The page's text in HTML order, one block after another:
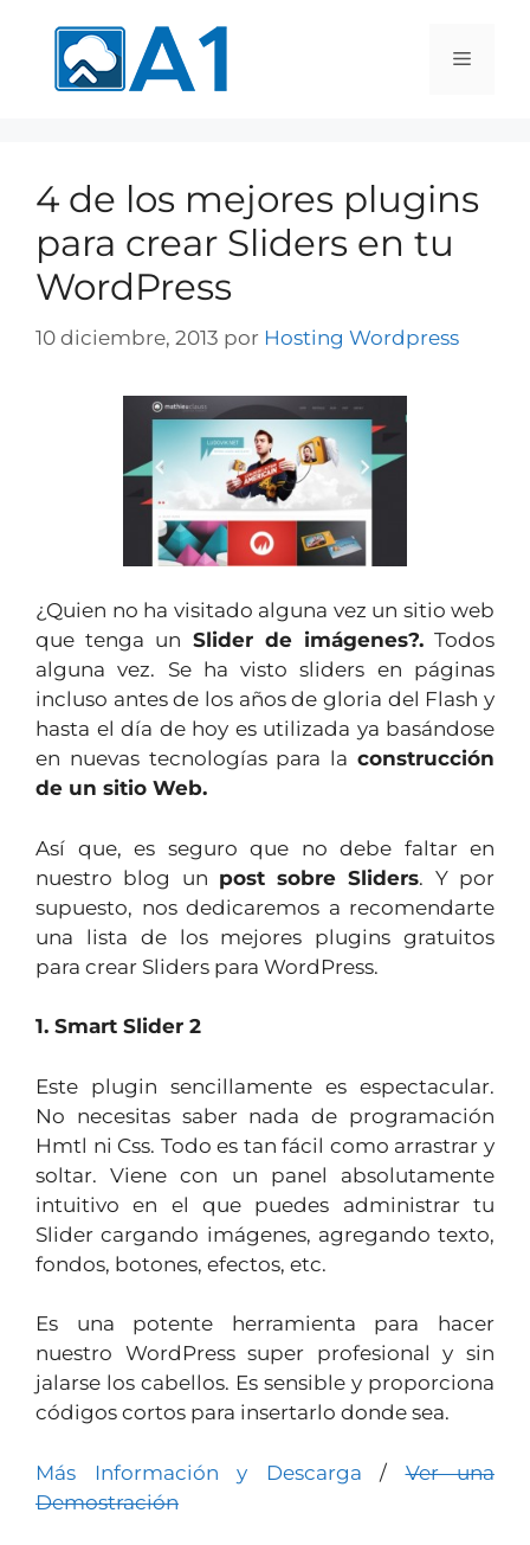
4 de los mejores plugins
para crear Sliders en tu
WordPress
10 diciembre, 2013 por Hosting Wordpress
¿Quien no ha visitado alguna vez un sitio web
que tenga un Slider de imágenes?.Todos
alguna vez. Se ha visto sliders en páginas
incluso antes de los años de gloria del Flash y
hasta el día de hoy es utilizada ya basándose
en nuevas tecnologías para la construcción
de un sitio Web.
Así que, es seguro que no debe faltar en
nuestro blog un post sobre Sliders. Y por
supuesto, nos dedicaremos a recomendarte
una lista de los mejores plugins gratuitos
para crear Sliders para WordPress.
1. Smart Slider 2
Este plugin sencillamente es espectacular.
No necesitas saber nada de programación
Hmtl ni Css. Todo es tan fácil como arrastrar y
soltar. Viene con un panel absolutamente
intuitivo en el que puedes administrar tu
Slider cargando imágenes, agregando texto,
fondos, botones, efectos, etc.
Es una potente herramienta para hacer
nuestro WordPress super profesional y sin
jalarse los cabellos. Es sensible y proporciona
códigos cortos para insertarlo donde sea.
Más Información y Descarga /Ver una
Demostración